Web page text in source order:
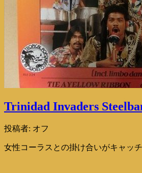
Trinidad Invaders
投稿者: オフ
女性コーラスとの掛け合いがキャッ